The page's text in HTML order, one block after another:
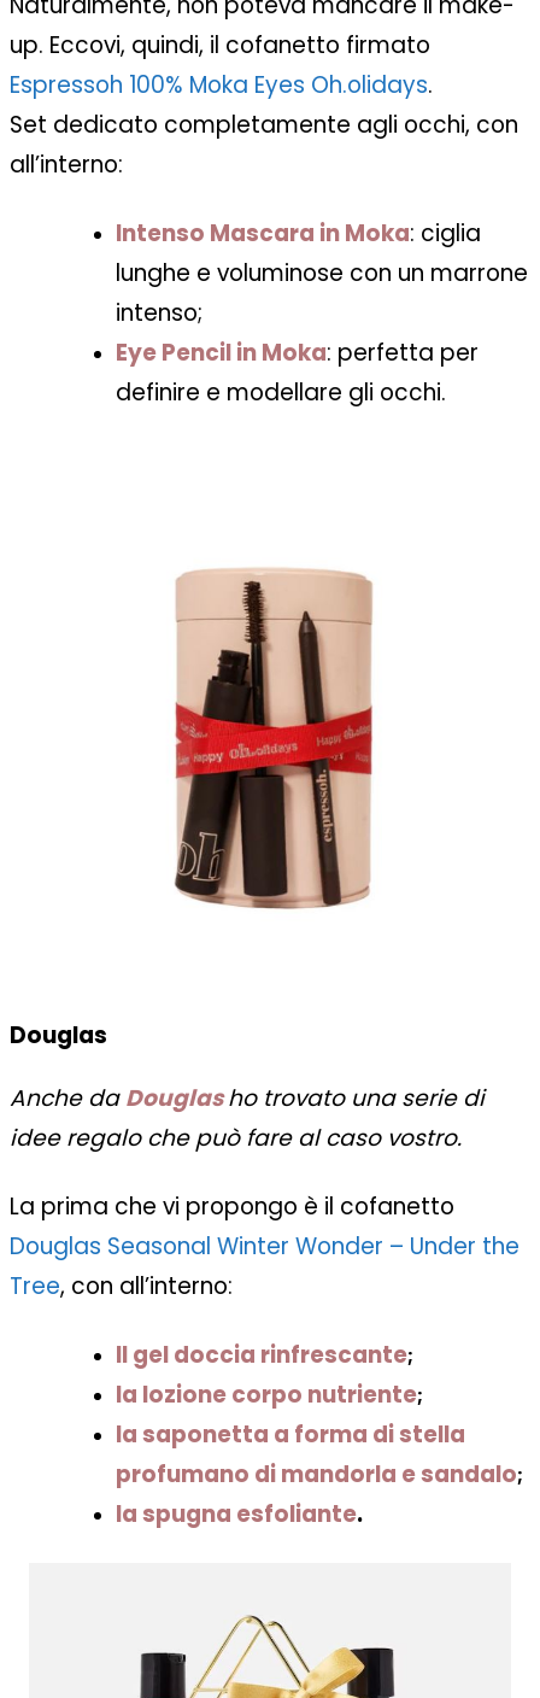
up. Eccovi, quindi, il cofanetto firmato
Espressoh 100% Moka Eyes Oh.olidays.
Set dedicato completamente agli occhi, con
all’interno:
Intenso Mascara in Moka: ciglia
lunghe e voluminose con un marrone
intenso;
Eye Pencil in Moka: perfetta per
definire e modellare gli occhi.
Douglas
Anche daDouglasho trovato una serie di
idee regalo che può fare al caso vostro.
La prima che vi propongo è il cofanetto
Douglas Seasonal Winter Wonder – Under the
Tree, con all’interno:
Il gel doccia rinfrescante;
la lozione corpo nutriente;
la saponetta a forma di stella
profumano di mandorla e sandalo;
la spugna esfoliante.